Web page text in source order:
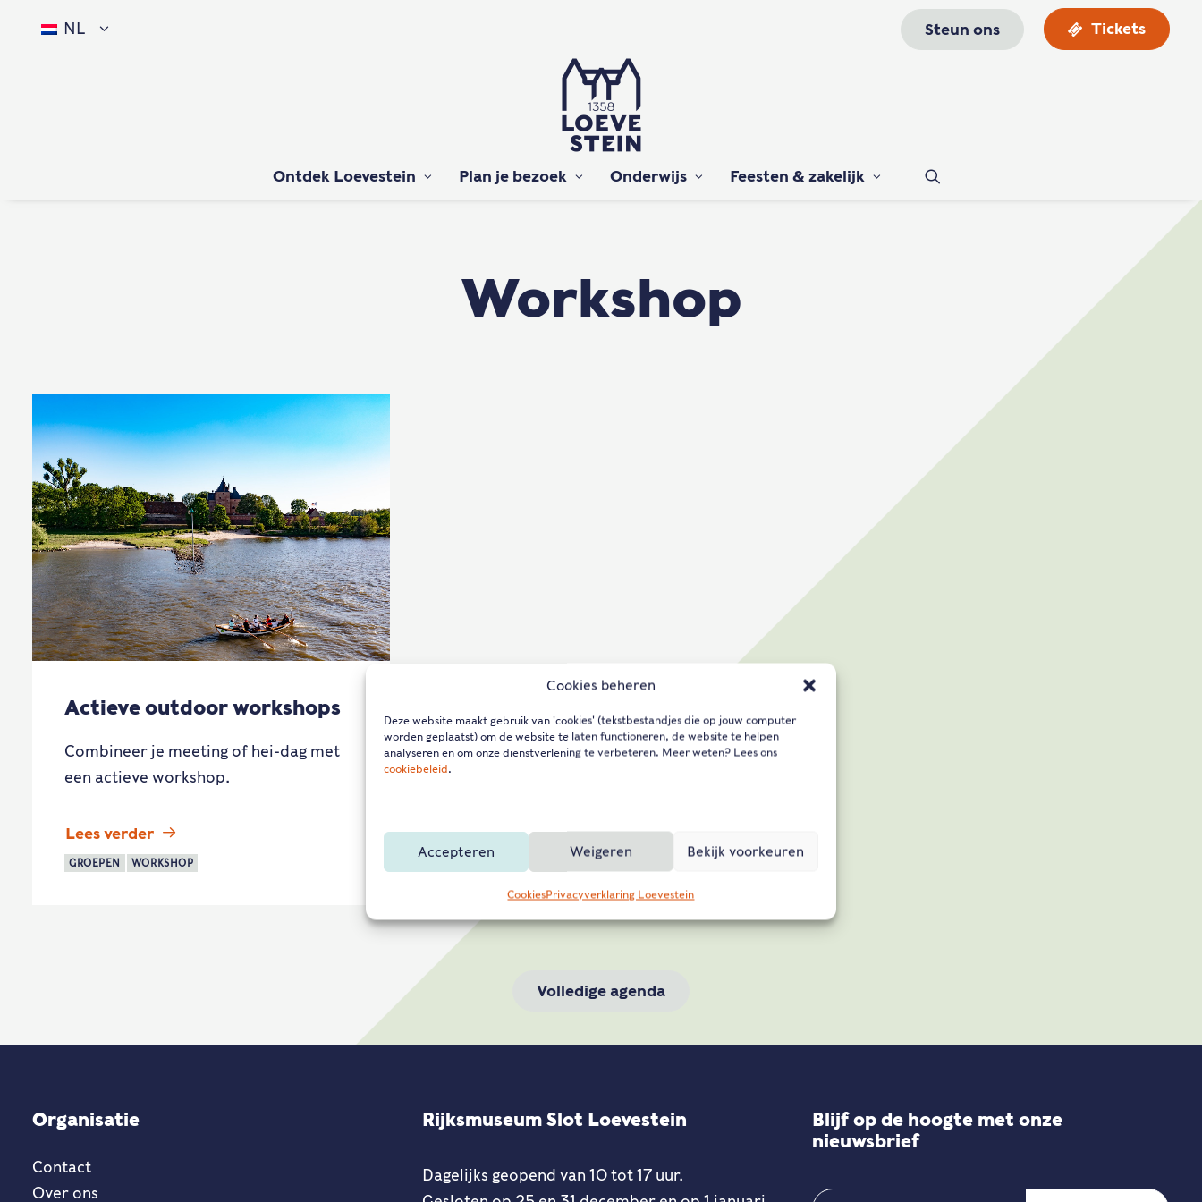
Cookies beheren
Deze website maakt gebruik van 'cookies' (tekstbestandjes die op jouw computer
worden geplaatst) om de website te laten functioneren, de website te helpen
analyseren en om onze dienstverlening te verbeteren. Meer weten? Lees ons
cookiebeleid.
Accepteren Weigeren Bekijk voorkeuren
CookiesPrivacyverklaring Loevestein
NL Steun ons Tickets
Ontdek Loevestein Plan je bezoek Onderwijs Feesten & zakelijk
Workshop
Actieve outdoor workshops
Combineer je meeting of hei-dag met
een actieve workshop.
Lees verder
GROEPEN WORKSHOP
Volledige agenda
Organisatie
Contact
Over ons
Rijksmuseum Slot Loevestein
Dagelijks geopend van 10 tot 17 uur.
Blijf op de hoogte met onze
nieuwsbrief